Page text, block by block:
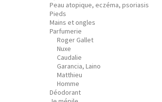
Peau atopique, eczéma, psoriasis
Pieds
Mains et ongles
Parfumerie
Roger Gallet
Nuxe
Caudalie
Garancia, Laino
Matthieu
Homme
Déodorant